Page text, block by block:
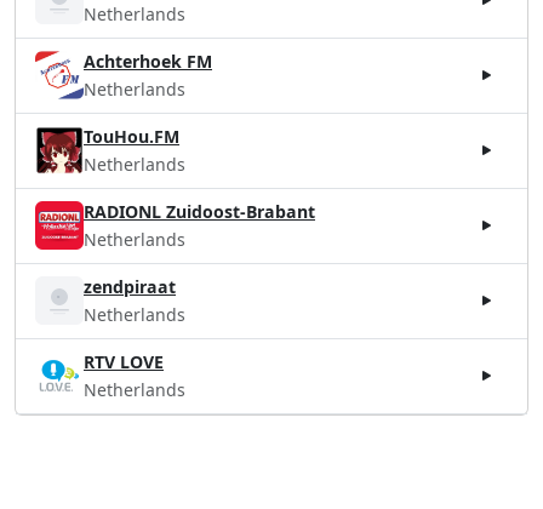
Netherlands
Achterhoek FM
Netherlands
TouHou.FM
Netherlands
RADIONL Zuidoost-Brabant
Netherlands
zendpiraat
Netherlands
RTV LOVE
Netherlands